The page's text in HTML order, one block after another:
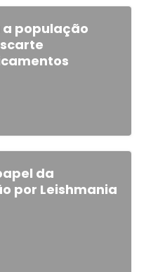
a população
da
por Leishmania